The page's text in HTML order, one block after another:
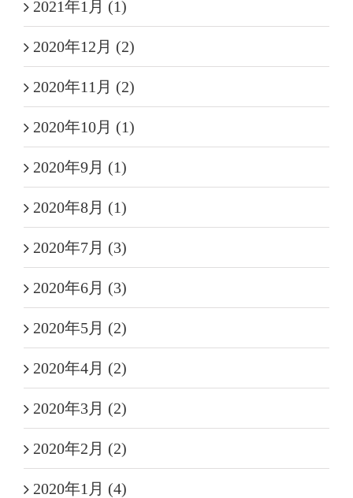
2021年1月 (1)
2020年12月 (2)
2020年11月 (2)
2020年10月 (1)
2020年9月 (1)
2020年8月 (1)
2020年7月 (3)
2020年6月 (3)
2020年5月 (2)
2020年4月 (2)
2020年3月 (2)
2020年2月 (2)
2020年1月 (4)